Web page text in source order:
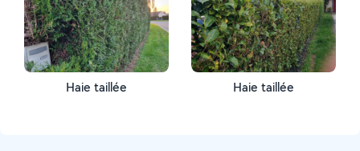
Haie taillée Haie taillée